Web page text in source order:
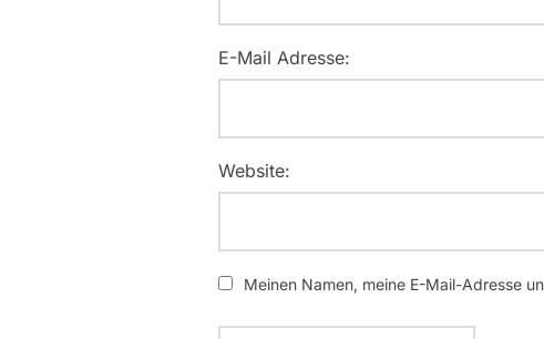
E-Mail Adresse:
Website:
Meinen Namen, meine E-Mail-Adresse